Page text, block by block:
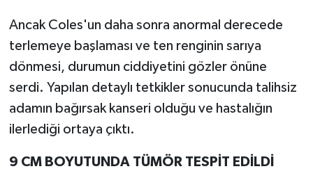
Ancak Coles'un daha sonra anormal derecede
terlemeye başlaması ve ten renginin sarıya
dönmesi, durumun ciddiyetini gözler önüne
serdi. Yapılan detaylı tetkikler sonucunda talihsiz
adamın bağırsak kanseri olduğu ve hastalığın
ilerlediği ortaya çıktı.
9 CM BOYUTUNDA TÜMÖR TESPİT EDİLDİ